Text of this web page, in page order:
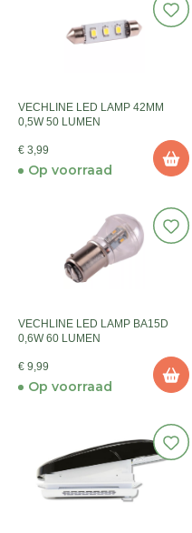
VECHLINE LED LAMP 42MM
0,5W 50 LUMEN
€ 3,99
Op voorraad
VECHLINE LED LAMP BA15D
0,6W 60 LUMEN
€ 9,99
Op voorraad